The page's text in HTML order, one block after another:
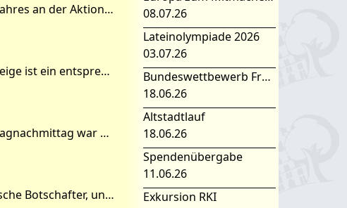
Bereits zum 10. Mal hat sich unsere Schule am Ende des letzten Schuljahres an der Aktion Tagwerk beteiligt. Dazu erhielten wir ein Dankschreiben von Nora Weisbrod, geschäftsführend
Die Informationen finden sich in der folgenden PDF-Datei. Für die Anzeige ist ein entsprechendes Programm, z.B. der Adobe Reader, erforderlich. Informationen zum Afrika-Tag (PDF-Datei)
Vom 24.05. – 26.05. fand in Beeskow das Stadtfest statt und am Samstagnachmittag war das Familienfest. Trotz des extrem schlechten Wetters haben wir unsere Schule bzw. die Unesco-AG
Am Dienstag, den 7.05.2013 trafen Dr. Edouard Bizimana, der burundische Botschafter, und sein Botschaftsattaché ein. Wichtige Projekte wurden an diesem Tag besprochen. Dr. Bizimana
08.07.26
Lateinolympiade 2026
03.07.26
Bundeswettbewerb Fremdsprachen
18.06.26
Altstadtlauf
18.06.26
Spendenübergabe
11.06.26
Exkursion RKI